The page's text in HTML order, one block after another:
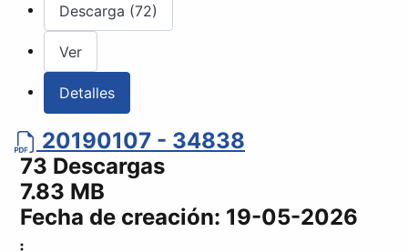
Descarga (72)
Ver
Detalles
20190107 - 34838
73 Descargas
7.83 MB
Fecha de creación: 19-05-2026